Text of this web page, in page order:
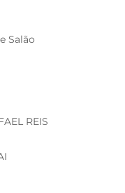
Salão
REIS